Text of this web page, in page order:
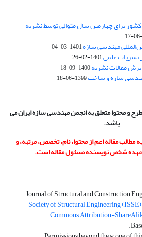
برای چهارمین سال متوالی توسط نشریه
مهندسی سازه1401-03-04
نشریات علمی1401-02-26
مقالات نشریه1400-09-18
1399-06-18
و محتوا متعلق به انجمن مهندسی سازه ایران می
باشد.
مقاله اعم از محتوا، نام، تخصص، مرتبه، و
عهده شخص نویسنده مسئول مقاله است.
Journal of Structural and Construction
Society of Structural Engineering (ISSE)
Commons Attribution-
.
.